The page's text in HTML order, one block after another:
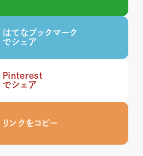
はてなブックマーク
でシェア
Pinterest
でシェア
リンクをコピー